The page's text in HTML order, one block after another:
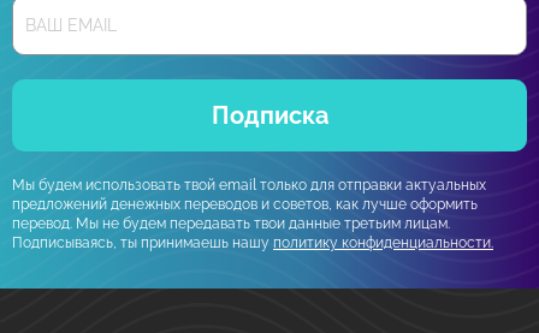
Подписка
Мы будем использовать твой email только для отправки актуальных
предложений денежных переводов и советов, как лучше оформить
перевод. Мы не будем передавать твои данные третьим лицам.
Подписываясь, ты принимаешь нашу политику конфиденциальности.